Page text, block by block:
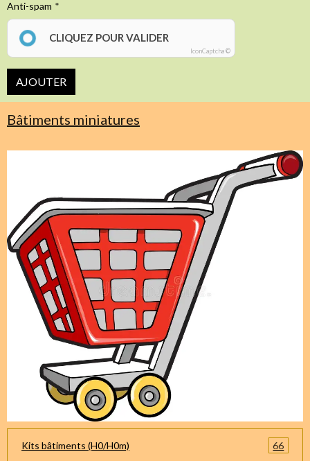
Anti-spam
CLIQUEZ POUR VALIDER
IconCaptcha ©
AJOUTER
Bâtiments miniatures
Kits bâtiments (H0/H0m) 66